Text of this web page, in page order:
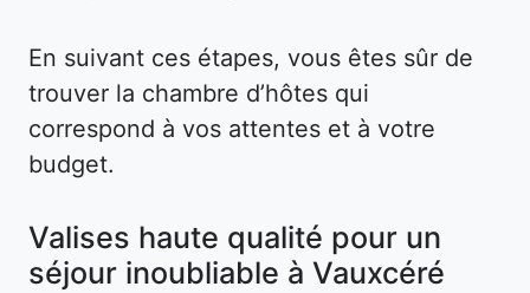
En suivant ces étapes, vous êtes sûr de
trouver la chambre d’hôtes qui
correspond à vos attentes et à votre
budget.
Valises haute qualité pour un
séjour inoubliable à Vauxcéré